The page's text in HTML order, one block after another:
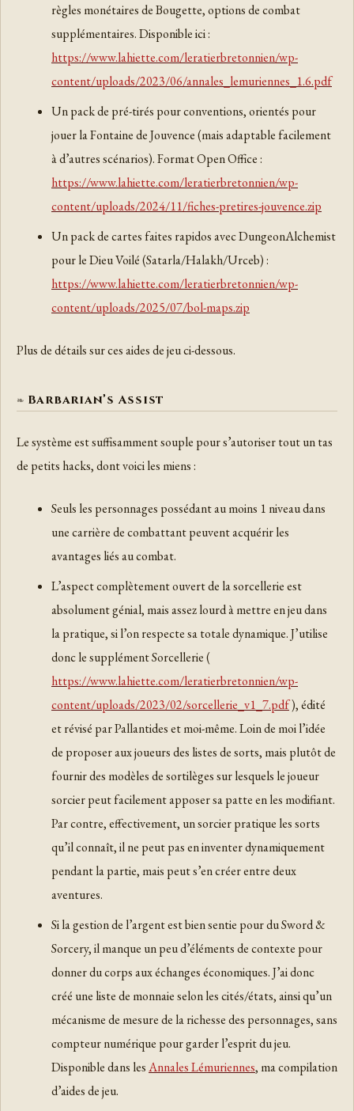
règles monétaires de Bougette, options de combat
supplémentaires. Disponible ici :
https://www.lahiette.com/leratierbretonnien/wp-
content/uploads/2023/06/annales_lemuriennes_1.6.pdf
Un pack de pré-tirés pour conventions, orientés pour
jouer la Fontaine de Jouvence (mais adaptable facilement
à d’autres scénarios). Format Open Office :
https://www.lahiette.com/leratierbretonnien/wp-
content/uploads/2024/11/fiches-pretires-jouvence.zip
Un pack de cartes faites rapidos avec DungeonAlchemist
pour le Dieu Voilé (Satarla/Halakh/Urceb) :
https://www.lahiette.com/leratierbretonnien/wp-
content/uploads/2025/07/bol-maps.zip
Plus de détails sur ces aides de jeu ci-dessous.
Barbarian’s Assist
Le système est suffisamment souple pour s’autoriser tout un tas
de petits hacks, dont voici les miens :
Seuls les personnages possédant au moins 1 niveau dans
une carrière de combattant peuvent acquérir les
avantages liés au combat.
L’aspect complètement ouvert de la sorcellerie est
absolument génial, mais assez lourd à mettre en jeu dans
la pratique, si l’on respecte sa totale dynamique. J’utilise
donc le supplément Sorcellerie (
https://www.lahiette.com/leratierbretonnien/wp-
content/uploads/2023/02/sorcellerie_v1_7.pdf), édité
et révisé par Pallantides et moi-même. Loin de moi l’idée
de proposer aux joueurs des listes de sorts, mais plutôt de
fournir des modèles de sortilèges sur lesquels le joueur
sorcier peut facilement apposer sa patte en les modifiant.
Par contre, effectivement, un sorcier pratique les sorts
qu’il connaît, il ne peut pas en inventer dynamiquement
pendant la partie, mais peut s’en créer entre deux
aventures.
Si la gestion de l’argent est bien sentie pour du Sword &
Sorcery, il manque un peu d’éléments de contexte pour
donner du corps aux échanges économiques. J’ai donc
créé une liste de monnaie selon les cités/états, ainsi qu’un
mécanisme de mesure de la richesse des personnages, sans
compteur numérique pour garder l’esprit du jeu.
Disponible dans lesAnnales Lémuriennes, ma compilation
d’aides de jeu.